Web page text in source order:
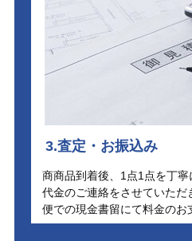
3.査定・お振込み
商商品到着後、1点1点を丁寧
代金のご連絡をさせていただ
便での現金書留にて料金のお